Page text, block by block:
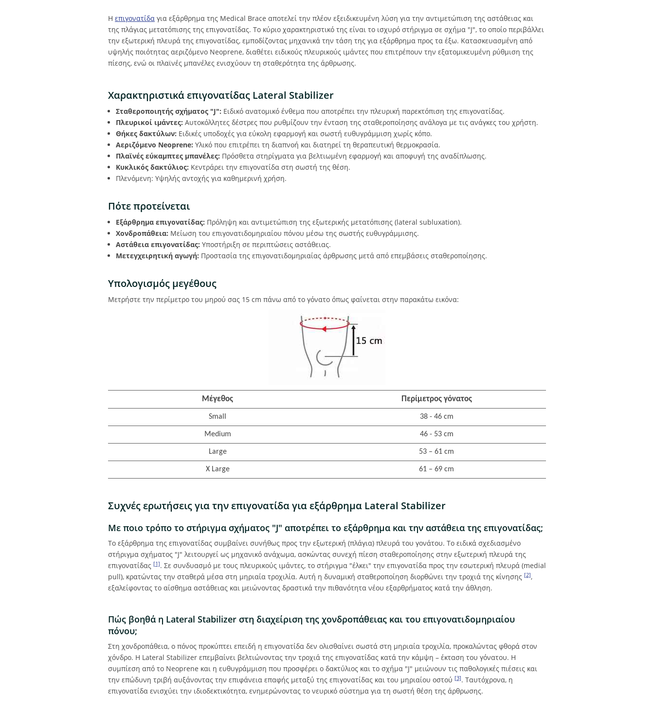
Η επιγονατίδα για εξάρθρημα της Medical Brace αποτελεί την πλέον εξειδικευμένη λύση για την αντιμετώπιση της αστάθειας και
της πλάγιας μετατόπισης της επιγονατίδας. Το κύριο χαρακτηριστικό της είναι το ισχυρό στήριγμα σε σχήμα "J", το οποίο περιβάλλει
την εξωτερική πλευρά της επιγονατίδας, εμποδίζοντας μηχανικά την τάση της για εξάρθρημα προς τα έξω. Κατασκευασμένη από
υψηλής ποιότητας αεριζόμενο Neoprene, διαθέτει ειδικούς πλευρικούς ιμάντες που επιτρέπουν την εξατομικευμένη ρύθμιση της
πίεσης, ενώ οι πλαϊνές μπανέλες ενισχύουν τη σταθερότητα της άρθρωσης.
Χαρακτηριστικά επιγονατίδας Lateral Stabilizer
Σταθεροποιητής σχήματος "J": Ειδικό ανατομικό ένθεμα που αποτρέπει την πλευρική παρεκτόπιση της επιγονατίδας.
Πλευρικοί ιμάντες: Αυτοκόλλητες δέστρες που ρυθμίζουν την ένταση της σταθεροποίησης ανάλογα με τις ανάγκες του χρήστη.
Θήκες δακτύλων: Ειδικές υποδοχές για εύκολη εφαρμογή και σωστή ευθυγράμμιση χωρίς κόπο.
Αεριζόμενο Neoprene: Υλικό που επιτρέπει τη διαπνοή και διατηρεί τη θεραπευτική θερμοκρασία.
Πλαϊνές εύκαμπτες μπανέλες: Πρόσθετα στηρίγματα για βελτιωμένη εφαρμογή και αποφυγή της αναδίπλωσης.
Κυκλικός δακτύλιος: Κεντράρει την επιγονατίδα στη σωστή της θέση.
Πλενόμενη: Υψηλής αντοχής για καθημερινή χρήση.
Πότε προτείνεται
Εξάρθρημα επιγονατίδας: Πρόληψη και αντιμετώπιση της εξωτερικής μετατόπισης (lateral subluxation).
Χονδροπάθεια: Μείωση του επιγονατιδομηριαίου πόνου μέσω της σωστής ευθυγράμμισης.
Αστάθεια επιγονατίδας: Υποστήριξη σε περιπτώσεις αστάθειας.
Μετεγχειρητική αγωγή: Προστασία της επιγονατιδομηριαίας άρθρωσης μετά από επεμβάσεις σταθεροποίησης.
Υπολογισμός μεγέθους
Μετρήστε την περίμετρο του μηρού σας 15 cm πάνω από το γόνατο όπως φαίνεται στην παρακάτω εικόνα:
Μέγεθος Περίμετρος γόνατος
Small 38 - 46 cm
Medium 46 - 53 cm
Large 53 – 61 cm
X Large 61 – 69 cm
Συχνές ερωτήσεις για την επιγονατίδα για εξάρθρημα Lateral Stabilizer
Με ποιο τρόπο το στήριγμα σχήματος "J" αποτρέπει το εξάρθρημα και την αστάθεια της επιγονατίδας;
Το εξάρθρημα της επιγονατίδας συμβαίνει συνήθως προς την εξωτερική (πλάγια) πλευρά του γονάτου. Το ειδικά σχεδιασμένο
στήριγμα σχήματος "J" λειτουργεί ως μηχανικό ανάχωμα, ασκώντας συνεχή πίεση σταθεροποίησης στην εξωτερική πλευρά της
επιγονατίδας [1]. Σε συνδυασμό με τους πλευρικούς ιμάντες, το στήριγμα "έλκει" την επιγονατίδα προς την εσωτερική πλευρά (medial
pull), κρατώντας την σταθερά μέσα στη μηριαία τροχιλία. Αυτή η δυναμική σταθεροποίηση διορθώνει την τροχιά της κίνησης [2],
εξαλείφοντας το αίσθημα αστάθειας και μειώνοντας δραστικά την πιθανότητα νέου εξαρθρήματος κατά την άθληση.
Πώς βοηθά η Lateral Stabilizer στη διαχείριση της χονδροπάθειας και του επιγονατιδομηριαίου
πόνου;
Στη χονδροπάθεια, ο πόνος προκύπτει επειδή η επιγονατίδα δεν ολισθαίνει σωστά στη μηριαία τροχιλία, προκαλώντας φθορά στον
χόνδρο. Η Lateral Stabilizer επεμβαίνει βελτιώνοντας την τροχιά της επιγονατίδας κατά την κάμψη – έκταση του γόνατου. Η
συμπίεση από το Neoprene και η ευθυγράμμιση που προσφέρει ο δακτύλιος και το σχήμα "J" μειώνουν τις παθολογικές πιέσεις και
την επώδυνη τριβή αυξάνοντας την επιφάνεια επαφής μεταξύ της επιγονατίδας και του μηριαίου οστού [3]. Ταυτόχρονα, η
επιγονατίδα ενισχύει την ιδιοδεκτικότητα, ενημερώνοντας το νευρικό σύστημα για τη σωστή θέση της άρθρωσης.